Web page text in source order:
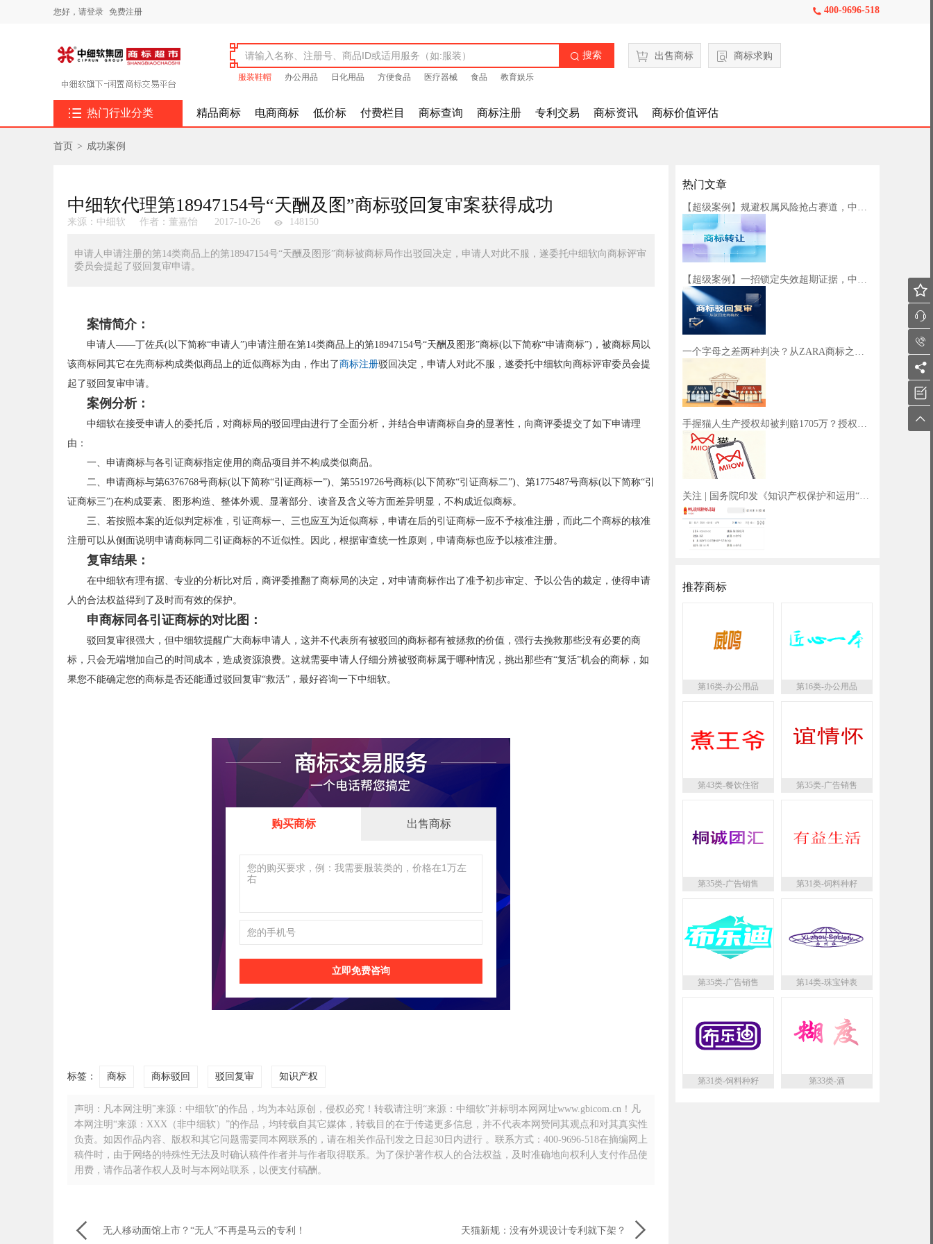
您好， 请登录 免费注册  400-9696-518
 搜索
服装鞋帽 办公用品 日化用品 方便食品 医疗器械 食品 教育娱乐
出售商标 商标求购
 热门行业分类 精品商标 电商商标 低价标 付费栏目 商标查询 商标注册 专利交易 商标资讯 商标价值评估
首页 > 成功案例
中细软代理第18947154号“天酬及图”商标驳回复审案获得成功
来源：中细软 作者：董嘉怡 2017-10-26 148150
申请人申请注册的第14类商品上的第18947154号“天酬及图形”商标被商标局作出驳回决定，申请人对此不服，遂委托中细软向商标评审
委员会提起了驳回复审申请。
案情简介：
申请人——丁佐兵(以下简称“申请人”)申请注册在第14类商品上的第18947154号“天酬及图形”商标(以下简称“申请商标”)，被商标局以
该商标同其它在先商标构成类似商品上的近似商标为由，作出了商标注册驳回决定，申请人对此不服，遂委托中细软向商标评审委员会提
起了驳回复审申请。
案例分析：
中细软在接受申请人的委托后，对商标局的驳回理由进行了全面分析，并结合申请商标自身的显著性，向商评委提交了如下申请理
由：
一、申请商标与各引证商标指定使用的商品项目并不构成类似商品。
二、申请商标与第6376768号商标(以下简称“引证商标一”)、第5519726号商标(以下简称“引证商标二”)、第1775487号商标(以下简称“引
证商标三”)在构成要素、图形构造、整体外观、显著部分、读音及含义等方面差异明显，不构成近似商标。
三、若按照本案的近似判定标准，引证商标一、三也应互为近似商标，申请在后的引证商标一应不予核准注册，而此二个商标的核准
注册可以从侧面说明申请商标同二引证商标的不近似性。因此，根据审查统一性原则，申请商标也应予以核准注册。
复审结果：
在中细软有理有据、专业的分析比对后，商评委推翻了商标局的决定，对申请商标作出了准予初步审定、予以公告的裁定，使得申请
人的合法权益得到了及时而有效的保护。
申商标同各引证商标的对比图：
驳回复审很强大，但中细软提醒广大商标申请人，这并不代表所有被驳回的商标都有被拯救的价值，强行去挽救那些没有必要的商
标，只会无端增加自己的时间成本，造成资源浪费。这就需要申请人仔细分辨被驳商标属于哪种情况，挑出那些有“复活”机会的商标，如
果您不能确定您的商标是否还能通过驳回复审“救活”，最好咨询一下中细软。
购买商标 出售商标
立即免费咨询
标签： 商标 商标驳回 驳回复审 知识产权
声明：凡本网注明"来源：中细软"的作品，均为本站原创，侵权必究！转载请注明“来源：中细软”并标明本网网址www.gbicom.cn！凡
本网注明“来源：XXX（非中细软）”的作品，均转载自其它媒体，转载目的在于传递更多信息，并不代表本网赞同其观点和对其真实性
负责。如因作品内容、版权和其它问题需要同本网联系的，请在相关作品刊发之日起30日内进行 。联系方式：400-9696-518在摘编网上
稿件时，由于网络的特殊性无法及时确认稿件作者并与作者取得联系。为了保护著作权人的合法权益，及时准确地向权利人支付作品使
用费，请作品著作权人及时与本网站联系，以便支付稿酬。
 无人移动面馆上市？“无人”不再是马云的专利！ 
天猫新规：没有外观设计专利就下架？
热门文章
【超级案例】规避权属风险抢占赛道，中细软助力健身器材品牌拓宽发展版图
【超级案例】一招锁定失效超期证据，中细软助力餐饮企业商标初步审定
一个字母之差两种判决？从ZARA商标之争看企业出海商标布局策略
手握猫人生产授权却被判赔1705万？授权边界千万不能越！
关注 | 国务院印发《知识产权保护和运用“十五五”规划》
推荐商标
第16类-办公用品 第16类-办公用品
第43类-餐饮住宿 第35类-广告销售
第35类-广告销售 第31类-饲料种籽
第35类-广告销售 第14类-珠宝钟表
第31类-饲料种籽 第33类-酒





